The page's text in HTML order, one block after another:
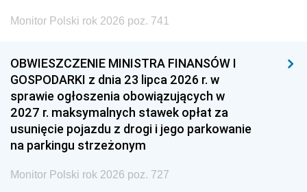
Monitor Polski rok 2026 poz. 741
OBWIESZCZENIE MINISTRA FINANSÓW I
GOSPODARKI z dnia 23 lipca 2026 r. w
sprawie ogłoszenia obowiązujących w
2027 r. maksymalnych stawek opłat za
usunięcie pojazdu z drogi i jego parkowanie
na parkingu strzeżonym
Monitor Polski rok 2026 poz. 727